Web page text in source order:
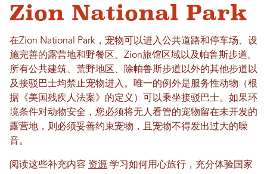
Zion National Park
在Zion National Park，宠物可以进入公共道路和停车场、设
施完善的露营地和野餐区、Zion旅馆区域以及帕鲁斯步道。
所有公共建筑、荒野地区、除帕鲁斯步道以外的其他步道以
及接驳巴士均禁止宠物进入。唯一的例外是服务性动物（根
据《美国残疾人法案》的定义）可以乘坐接驳巴士。如果环
境条件对动物安全，您必须将无人看管的宠物留在未开发的
露营地，则必须妥善约束宠物，且宠物不得发出过大的噪
音。
阅读这些补充内容 资源 学习如何用心旅行，充分体验国家